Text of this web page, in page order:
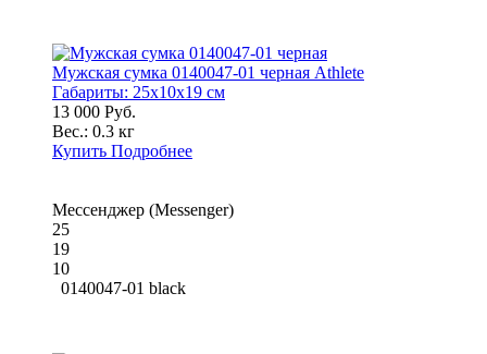
Мужская сумка 0140047-01 черная Athlete
Габариты: 25x10x19 см
13 000 Руб.
Вес.: 0.3 кг
Купить Подробнее
Мессенджер (Messenger)
25
19
10
0140047-01 black